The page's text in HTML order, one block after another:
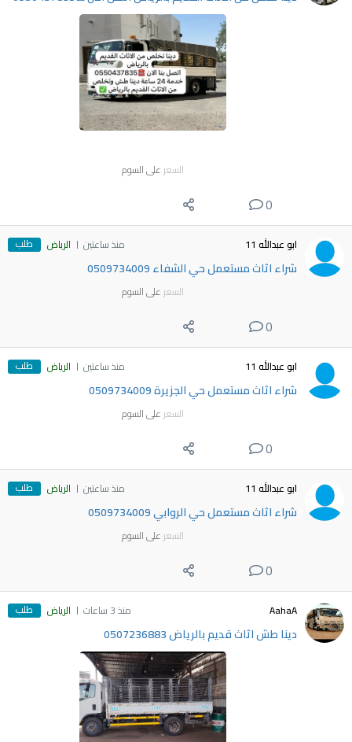
السعر على السوم
0
ابو عبدالله 11 منذ ساعتين الرياض طلب
شراء اثاث مستعمل حي الشفاء 0509734009
السعر على السوم
0
ابو عبدالله 11 منذ ساعتين الرياض طلب
شراء اثاث مستعمل حي الجزيرة 0509734009
السعر على السوم
0
ابو عبدالله 11 منذ ساعتين الرياض طلب
شراء اثاث مستعمل حي الروابي 0509734009
السعر على السوم
0
AahaA منذ 3 ساعات الرياض طلب
دينا طش اثاث قديم بالرياض 0507236883